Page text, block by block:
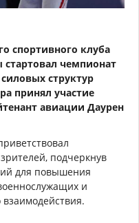
спортивного клуба
чемпионат
структур
принял участие
авиации Даурен
подчеркнув
для повышения
и